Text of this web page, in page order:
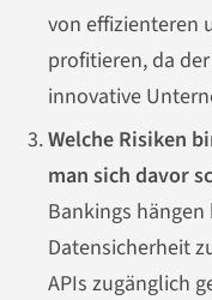
von effizienteren
profitieren, da
innovative
Welche Risiken
man sich davor
Bankings
Datensicherheit
APIs zugänglich